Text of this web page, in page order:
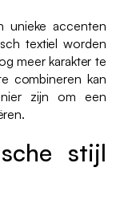
unieke accenten
textiel worden
meer karakter te
combineren kan
zijn om een
stijl